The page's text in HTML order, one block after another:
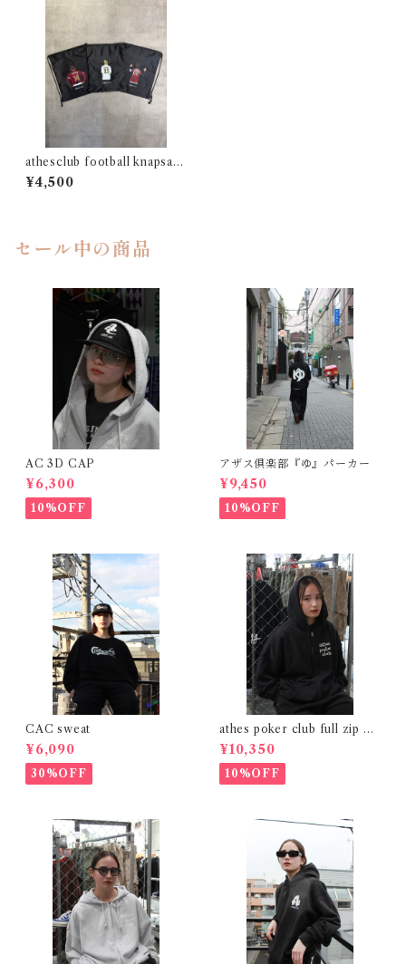
athesclub football knapsac
k
¥4,500
セール中の商品
AC 3D CAP
¥6,300
10%OFF
アザス倶楽部『ゆ』パーカー
¥9,450
10%OFF
CAC sweat
¥6,090
30%OFF
athes poker club full zip na
vy
¥10,350
10%OFF